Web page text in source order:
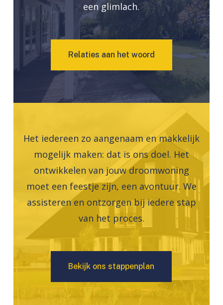
een glimlach.
Relaties aan het woord
Het iedereen zo aangenaam en makkelijk
mogelijk maken: dat is ons doel. Het
ontwikkelen van jouw droomwoning
moet een feestje zijn, een avontuur. We
assisteren en ontzorgen bij iedere stap
van het proces.
Bekijk ons stappenplan